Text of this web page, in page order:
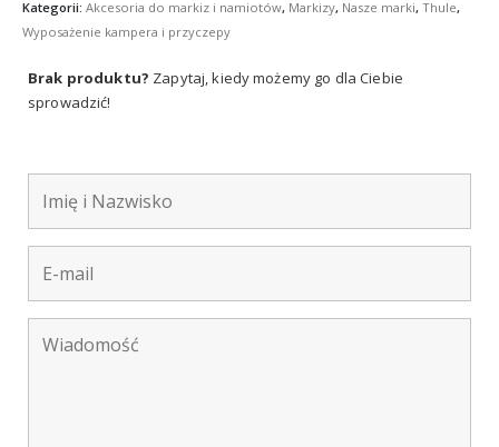
Kategorii: Akcesoria do markiz i namiotów, Markizy, Nasze marki, Thule,
Wyposażenie kampera i przyczepy
Brak produktu? Zapytaj, kiedy możemy go dla Ciebie
sprowadzić!